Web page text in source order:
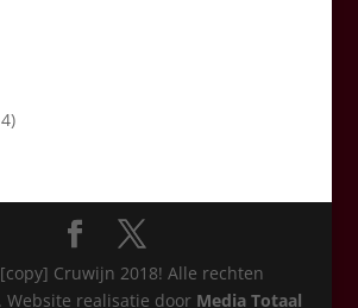
Cruwijn 2018! Alle rechten
Website realisatie door Media Totaal